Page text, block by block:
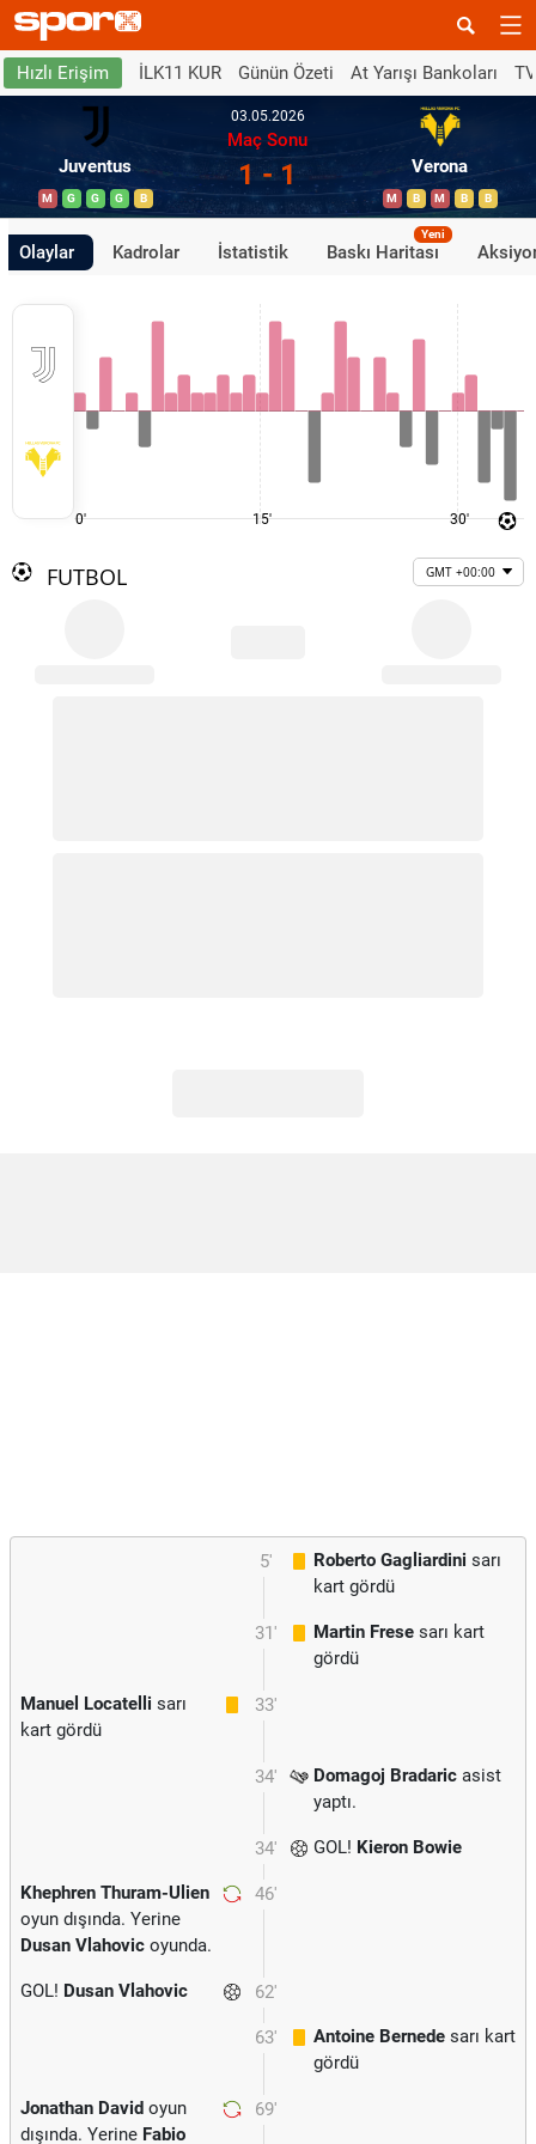
Hızlı Erişim İLK11 KUR Günün Özeti At Yarışı Bankoları
Juventus
M G G G B
03.05.2026
Maç Sonu
1 - 1 Verona
M B M B B
Olaylar Kadrolar İstatistik Baskı Haritası
Yeni
0' 15' 30'
FUTBOL GMT +00:00
5' Roberto Gagliardini sarı
kart gördü
31' Martin Frese sarı kart
gördü
33'
Manuel Locatelli sarı
kart gördü
34' Domagoj Bradaric asist
yaptı.
34' GOL! Kieron Bowie
46'
Khephren Thuram-Ulien
oyun dışında. Yerine
Dusan Vlahovic oyunda.
62'
GOL! Dusan Vlahovic
63' Antoine Bernede sarı kart
gördü
69'
Jonathan David oyun
dışında. Yerine Fabio